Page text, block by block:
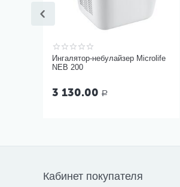
Ингалятор-небулайзер Microlife
NEB 200
3 130.00 Р
Кабинет покупателя